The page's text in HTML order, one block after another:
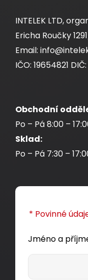
INTELEK LTD,
Ericha Roučky
Email:
IČO: 19654821
Obchodní
Po – Pá 8:00 –
Sklad:
Po – Pá 7:30 –
* Povinné
Jméno a